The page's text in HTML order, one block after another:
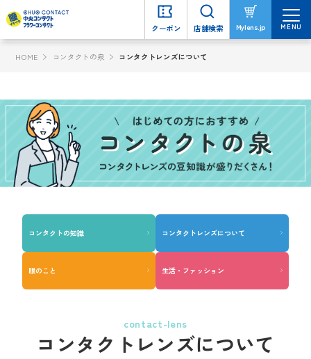
クーポン 店舗検索 Mylens.jp MENU
HOME コンタクトの泉 コンタクトレンズについて
コンタクトの知識 コンタクトレンズについて
眼のこと 生活・ファッション
contact-lens
コンタクトレンズについて
クーポン 店舗検索 Mylens.jp MENU